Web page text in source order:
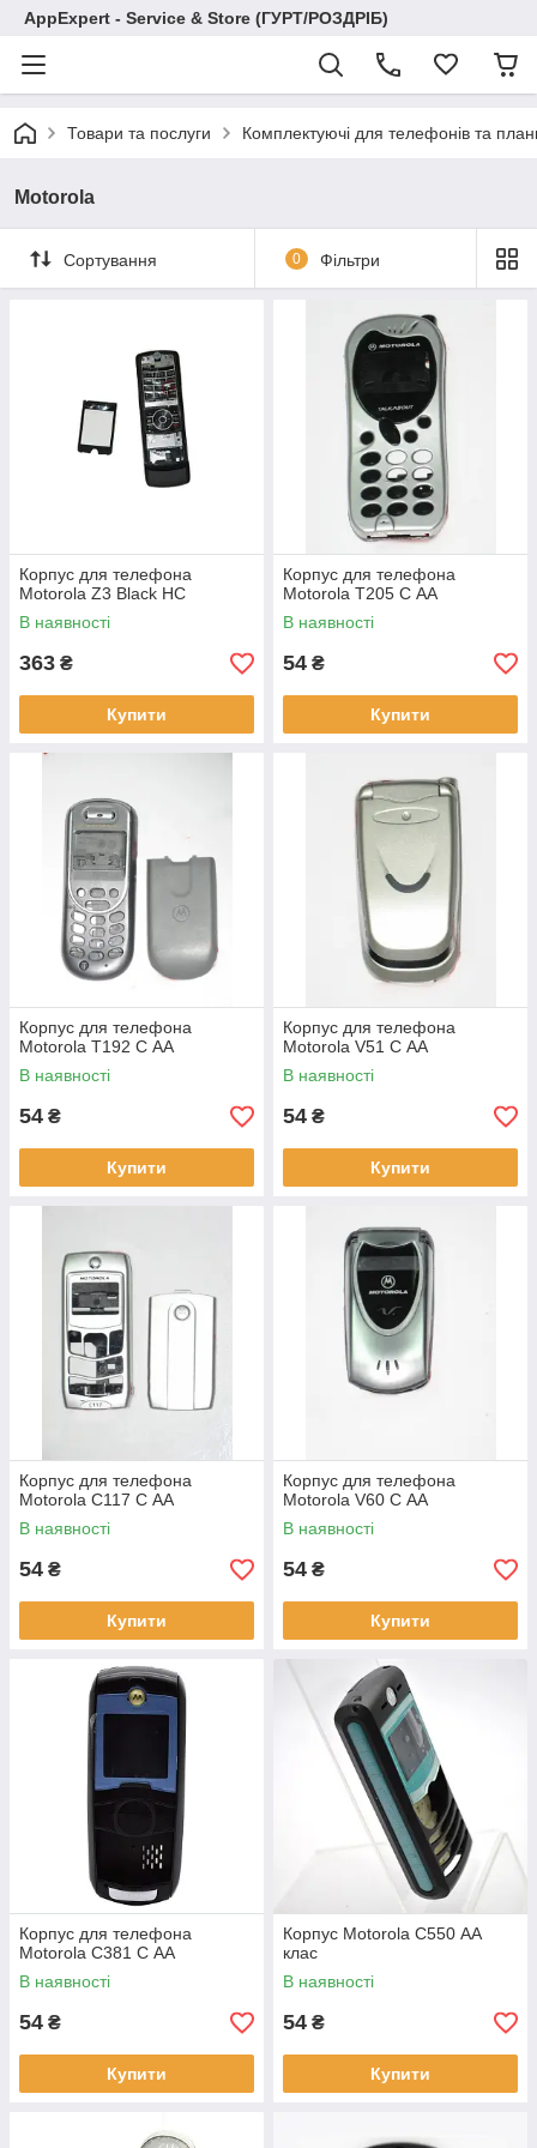
AppExpert - Service & Store (ГУРТ/РОЗДРІБ)
Товари та послуги Комплектуючі для телефонів та
Motorola
Сортування 0 Фільтри
Корпус для телефона
Motorola Z3 Black HC
В наявності
363 ₴
Купити
Корпус для телефона
Motorola T205 C АА
В наявності
54 ₴
Купити
Корпус для телефона
Motorola T192 C АА
В наявності
54 ₴
Купити
Корпус для телефона
Motorola V51 C АА
В наявності
54 ₴
Купити
Корпус для телефона
Motorola C117 C АА
В наявності
54 ₴
Купити
Корпус для телефона
Motorola V60 C АА
В наявності
54 ₴
Купити
Корпус для телефона
Motorola C381 C АА
В наявності
54 ₴
Купити
Корпус Motorola C550 АА
клас
В наявності
54 ₴
Купити